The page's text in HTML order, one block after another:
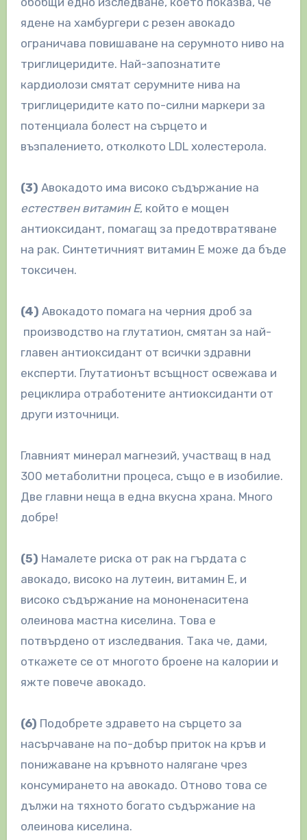
ядене на хамбургери с резен авокадо
ограничава повишаване на серумното ниво на
триглицеридите. Най-запознатите
кардиолози смятат серумните нива на
триглицеридите като по-силни маркери за
потенциала болест на сърцето и
възпалението, отколкото LDL холестерола.
(3) Авокадото има високо съдържание на
естествен витамин Е, който е мощен
антиоксидант, помагащ за предотвратяване
на рак. Синтетичният витамин Е може да бъде
токсичен.
(4) Авокадото помага на черния дроб за
производство на глутатион, смятан за най-
главен антиоксидант от всички здравни
експерти. Глутатионът всъщност освежава и
рециклира отработените антиоксиданти от
други източници.
Главният минерал магнезий, участващ в над
300 метаболитни процеса, също е в изобилие.
Две главни неща в една вкусна храна. Много
добре!
(5) Намалете риска от рак на гърдата с
авокадо, високо на лутеин, витамин Е, и
високо съдържание на мононенаситена
олеинова мастна киселина. Това е
потвърдено от изследвания. Така че, дами,
откажете се от многото броене на калории и
яжте повече авокадо.
(6) Подобрете здравето на сърцето за
насърчаване на по-добър приток на кръв и
понижаване на кръвното налягане чрез
консумирането на авокадо. Отново това се
дължи на тяхното богато съдържание на
олеинова киселина.